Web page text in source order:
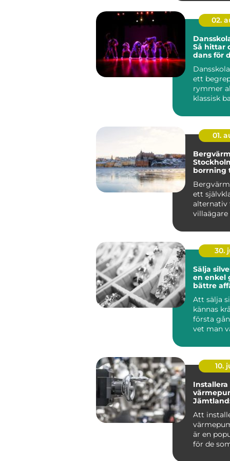
02.
Så hittar
dans för
ett
rymmer
klassisk
01.
borrning
ett
alternativ
villaägare
30.
Sälja
en enkel
bättre
Att sälja
kännas
första
vet man
m...
10.
Installera
Att
är en
för de